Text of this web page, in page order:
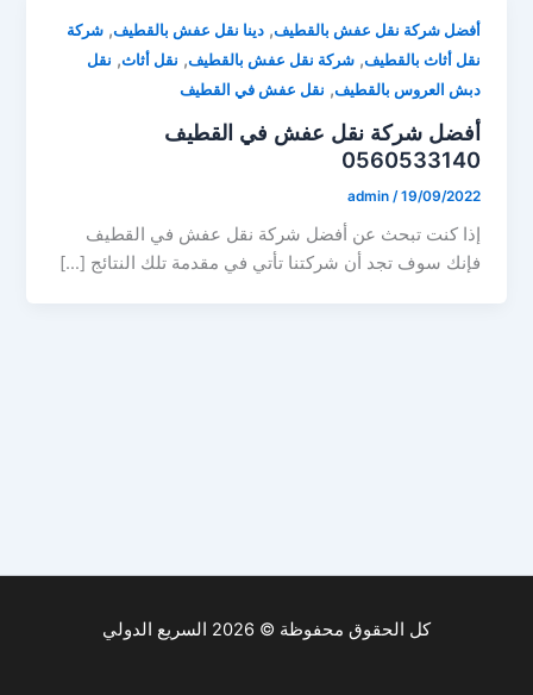
أفضل شركة نقل عفش بالقطيف,دينا نقل عفش بالقطيف,شركة
نقل أثاث بالقطيف,شركة نقل عفش بالقطيف, نقل أثاث, نقل
دبش العروس بالقطيف, نقل عفش في القطيف
أفضل شركة نقل عفش في القطيف
0560533140
admin /19/09/2022
إذا كنت تبحث عن أفضل شركة نقل عفش في القطيف
فإنك سوف تجد أن شركتنا تأتي في مقدمة تلك النتائج […]
كل الحقوق محفوظة © 2026 السريع الدولي